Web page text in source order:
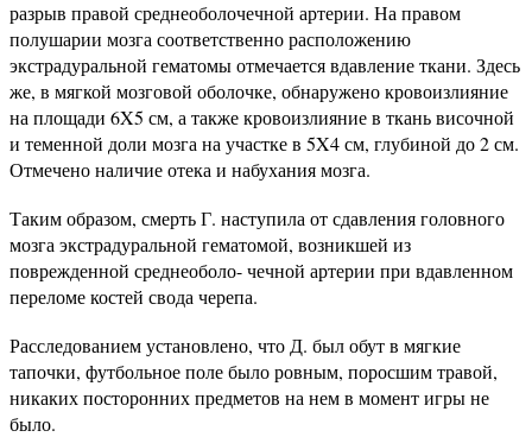
разрыв правой среднеоболочечной артерии. На правом
полушарии мозга соответственно расположению
экстрадуральной гематомы отмечается вдавление ткани. Здесь
же, в мягкой мозговой оболочке, обнаружено кровоизлияние
на площади 6X5 см, а также кровоизлияние в ткань височной
и теменной доли мозга на участке в 5X4 см, глубиной до 2 см.
Отмечено наличие отека и набухания мозга.
Таким образом, смерть Г. наступила от сдавления головного
мозга экстрадуральной гематомой, возникшей из
поврежденной среднеоболо- чечной артерии при вдавленном
переломе костей свода черепа.
Расследованием установлено, что Д. был обут в мягкие
тапочки, футбольное поле было ровным, поросшим травой,
никаких посторонних предметов на нем в момент игры не
было.